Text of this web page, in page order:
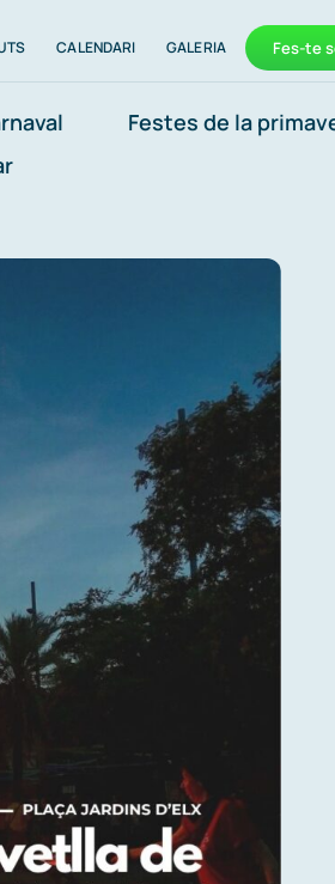
CALENDARI GALERIA Fes-te
Festes de la